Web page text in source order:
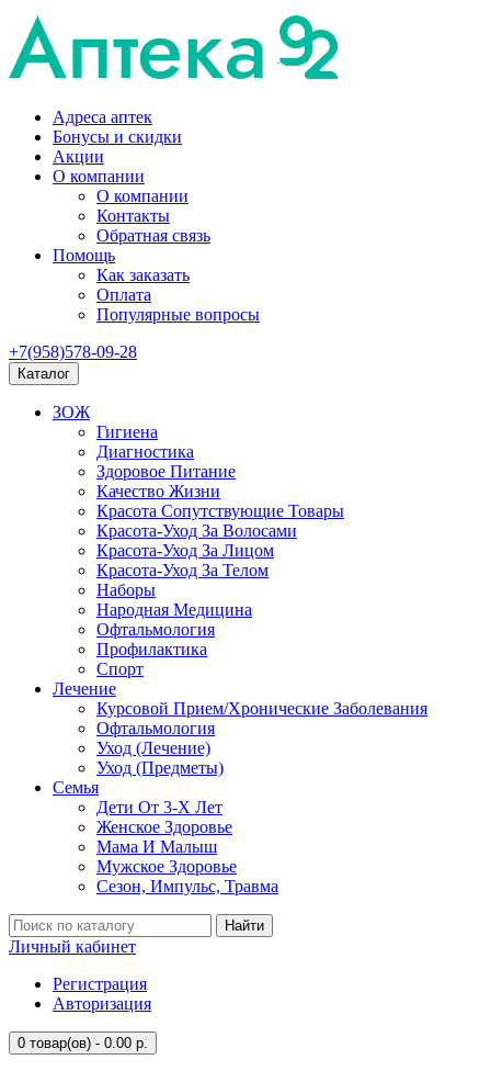
Адреса аптек
Бонусы и скидки
Акции
О компании
О компании
Контакты
Обратная связь
Помощь
Как заказать
Оплата
Популярные вопросы
+7(958)578-09-28
Каталог
ЗОЖ
Гигиена
Диагностика
Здоровое Питание
Качество Жизни
Красота Сопутствующие Товары
Красота-Уход За Волосами
Красота-Уход За Лицом
Красота-Уход За Телом
Наборы
Народная Медицина
Офтальмология
Профилактика
Спорт
Лечение
Курсовой Прием/Хронические Заболевания
Офтальмология
Уход (Лечение)
Уход (Предметы)
Семья
Дети От 3-Х Лет
Женское Здоровье
Мама И Малыш
Мужское Здоровье
Сезон, Импульс, Травма
Найти
Личный кабинет
Регистрация
Авторизация
0 товар(ов) - 0.00 р.